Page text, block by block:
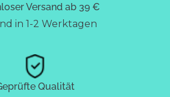
Versand ab 39 €
in 1-2 Werktagen
Qualität